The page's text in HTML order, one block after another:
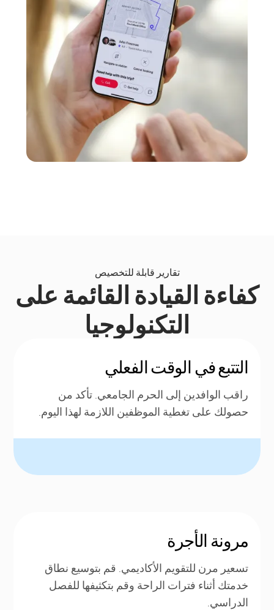
تقارير قابلة للتخصيص
كفاءة القيادة القائمة على
التكنولوجيا
التتبع في الوقت الفعلي
راقب الوافدين إلى الحرم الجامعي. تأكد من
حصولك على تغطية الموظفين اللازمة لهذا اليوم.
مرونة الأجرة
تسعير مرن للتقويم الأكاديمي. قم بتوسيع نطاق
خدمتك أثناء فترات الراحة وقم بتكثيفها للفصل
الدراسي.